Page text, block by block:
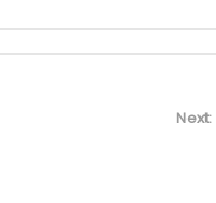
Next: